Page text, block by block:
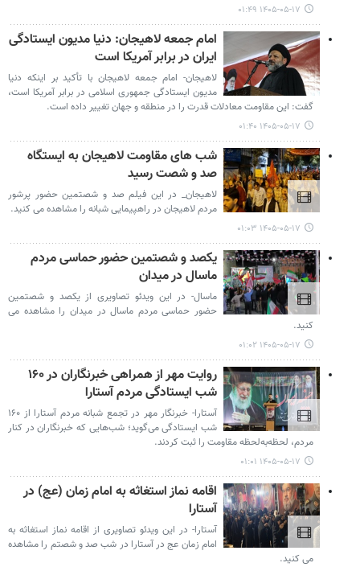
۱۴۰۵-۰۵-۱۷ ۰۱:۴۹
امام جمعه لاهیجان: دنیا مدیون ایستادگی
ایران در برابر آمریکا است
لاهیجان- امام جمعه لاهیجان با تأکید بر اینکه دنیا
مدیون ایستادگی جمهوری اسلامی در برابر آمریکا است،
گفت: این مقاومت معادلات قدرت را در منطقه و جهان تغییر داده است.
۱۴۰۵-۰۵-۱۷ ۰۱:۴۰
شب های مقاومت لاهیجان به ایستگاه
صد و شصت رسید
لاهیجان_ در این فیلم صد و شصتمین حضور پرشور
مردم لاهیجان در راهپیمایی شبانه را مشاهده می کنید.
۱۴۰۵-۰۵-۱۷ ۰۱:۰۳
یکصد و شصتمین حضور حماسی مردم
ماسال در میدان
ماسال- در این ویدئو تصاویری از یکصد و شصتمین
حضور حماسی مردم ماسال در میدان را مشاهده می
کنید.
۱۴۰۵-۰۵-۱۷ ۰۱:۰۲
روایت مهر از همراهی خبرنگاران در ۱۶۰
شب ایستادگی مردم آستارا
آستارا- خبرنگار مهر در تجمع شبانه مردم آستارا از ۱۶۰
شب ایستادگی می‌گوید؛ شب‌هایی که خبرنگاران در کنار
مردم، لحظه‌به‌لحظه مقاومت را ثبت کردند.
۱۴۰۵-۰۵-۱۷ ۰۱:۰۱
اقامه نماز استغاثه به امام زمان (عج) در
آستارا
آستارا- در این ویدئو تصاویری از اقامه نماز استغاثه به
امام زمان عج در آستارا در شب صد و شصتم را مشاهده
می کنید.